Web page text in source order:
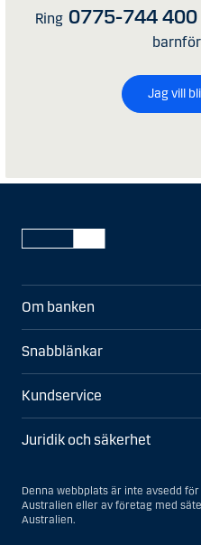
Ring 0775-744 400
Jag vill
Om banken
Snabblänkar
Kundservice
Juridik och säkerhet
Denna webbplats är inte avsedd
Australien eller av företag med
Australien.